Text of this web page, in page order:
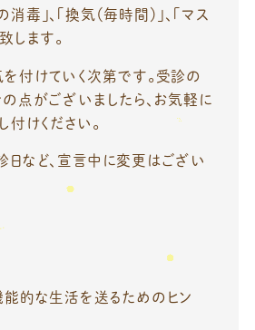
」、「換気（毎時間）」、「マス
します。
付けていく次第です。受診の
点がございましたら、お気軽に
付けください。
など、宣言中に変更はござい
能的な生活を送るためのヒン